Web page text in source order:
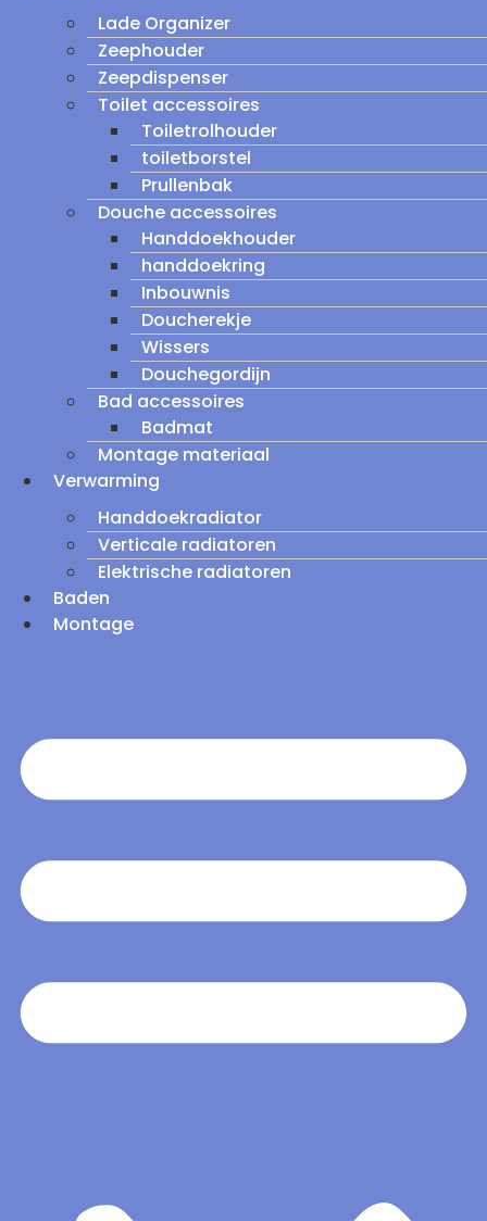
Lade Organizer
Zeephouder
Zeepdispenser
Toilet accessoires
Toiletrolhouder
toiletborstel
Prullenbak
Douche accessoires
Handdoekhouder
handdoekring
Inbouwnis
Doucherekje
Wissers
Douchegordijn
Bad accessoires
Badmat
Montage materiaal
Verwarming
Handdoekradiator
Verticale radiatoren
Elektrische radiatoren
Baden
Montage